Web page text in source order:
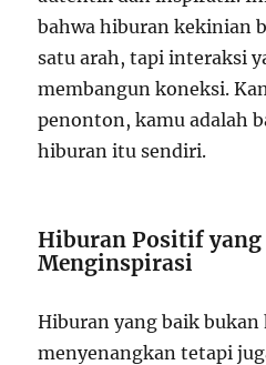
bahwa hiburan kekinian
satu arah, tapi interaksi
membangun koneksi.
penonton, kamu adalah
hiburan itu sendiri.
Hiburan Positif
Menginspirasi
Hiburan yang baik bukan
menyenangkan tetapi